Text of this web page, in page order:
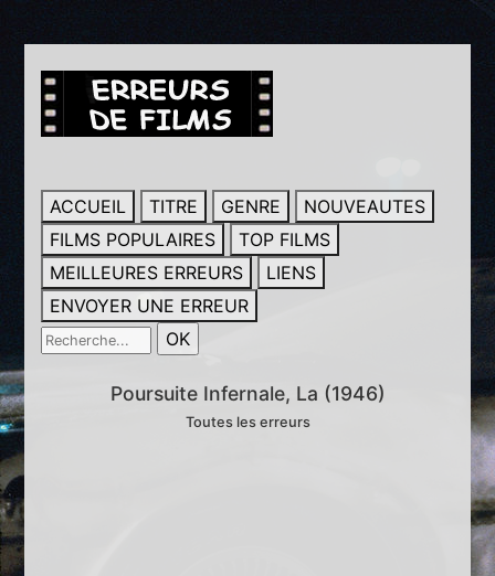
ACCUEIL TITRE GENRE
NOUVEAUTES
FILMS POPULAIRES
TOP FILMS
MEILLEURES ERREURS
LIENS
ENVOYER UNE ERREUR
Poursuite Infernale, La (1946)
Toutes les erreurs